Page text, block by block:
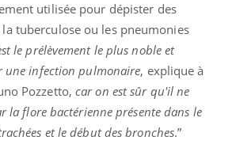
utilisée pour dépister des
tuberculose ou les pneumonies
le prélèvement le plus noble et
une infection pulmonaire, explique à
Pozzetto,car on est sûr qu'il ne
la flore bactérienne présente dans le
et le début des bronches.”